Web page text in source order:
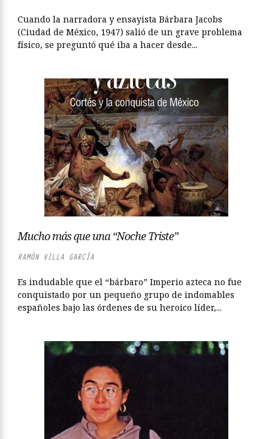
Cuando la narradora y ensayista Bárbara Jacobs
(Ciudad de México, 1947) salió de un grave problema
físico, se preguntó qué iba a hacer desde...
Mucho más que una “Noche Triste”
RAMÓN VILLA GARCÍA
Es indudable que el “bárbaro” Imperio azteca no fue
conquistado por un pequeño grupo de indomables
españoles bajo las órdenes de su heroico líder,...